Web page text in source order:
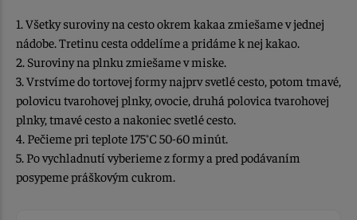
1. Všetky suroviny na cesto okrem kakaa zmiešame v jednej
nádobe. Tretinu cesta oddelíme a pridáme k nej kakao.
2. Suroviny na plnku zmiešame v miske.
3. Vrstvíme do tortovej formy najprv svetlé cesto, potom tmavé,
polovicu tvarohovej plnky, ovocie, druhá polovica tvarohovej
plnky, tmavé cesto a nakoniec svetlé cesto.
4. Pečieme pri teplote 175°C 50-60 minút.
5. Po vychladnutí vyberieme z formy a pred podávaním
posypeme práškovým cukrom.